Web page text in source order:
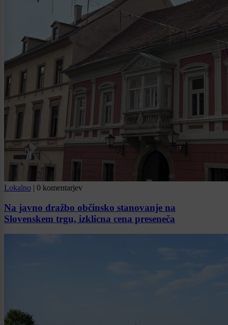
Lokalno | 0 komentarjev
Na javno dražbo občinsko stanovanje na
Slovenskem trgu, izklicna cena preseneča